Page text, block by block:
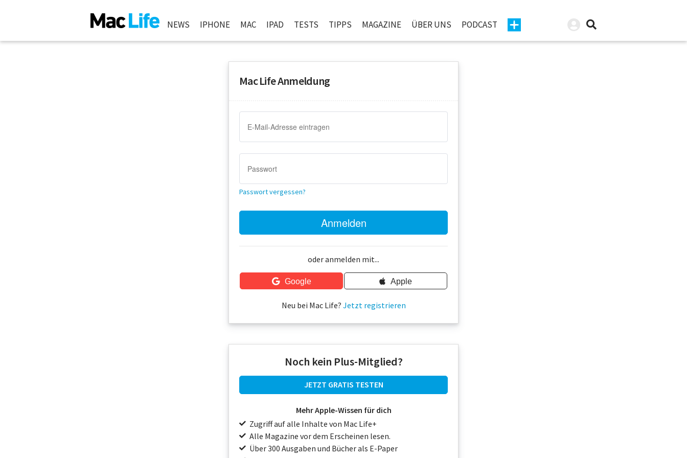
NEWS IPHONE MAC IPAD TESTS TIPPS MAGAZINE ÜBER UNS PODCAST
Mac Life Anmeldung
Passwort vergessen?
oder anmelden mit...
Google Apple
Neu bei Mac Life? Jetzt registrieren
Noch kein Plus-Mitglied?
JETZT GRATIS TESTEN
Mehr Apple-Wissen für dich
Zugriff auf alle Inhalte von Mac Life+
Alle Magazine vor dem Erscheinen lesen.
Über 300 Ausgaben und Bücher als E-Paper